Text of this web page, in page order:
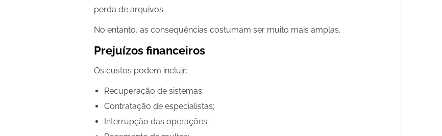
perda de arquivos.
No entanto, as consequências costumam ser muito mais amplas.
Prejuízos financeiros
Os custos podem incluir:
Recuperação de sistemas;
Contratação de especialistas;
Interrupção das operações;